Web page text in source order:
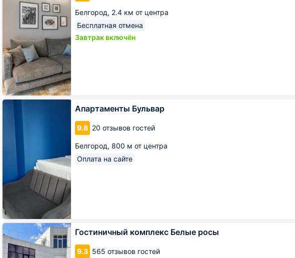
Белгород, 2.4 км от центра
Бесплатная отмена
Завтрак включён
Апартаменты Бульвар
9.8 20 отзывов гостей
Белгород, 800 м от центра
Оплата на сайте
Апартаменты
Гостиничный комплекс Белые росы
9.3 565 отзывов гостей
Гостиничный
комплекс
Белые
росы